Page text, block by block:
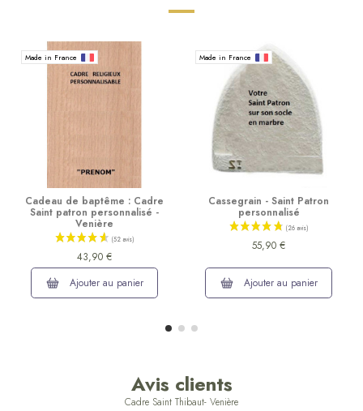
Made in France
Cadeau de baptême : Cadre
Saint patron personnalisé -
Venière
43,90 €
Ajouter au panier
Made in France
Cassegrain - Saint Patron
personnalisé
55,90 €
Ajouter au panier
Avis clients
Cadre Saint Thibaut- Venière